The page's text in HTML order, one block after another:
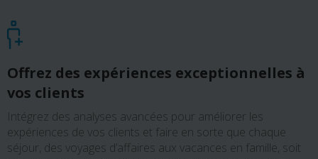
Offrez des expériences exceptionnelles à
vos clients
Intégrez des analyses avancées pour améliorer les
expériences de vos clients et faire en sorte que chaque
séjour, des voyages d’affaires aux vacances en famille, soit